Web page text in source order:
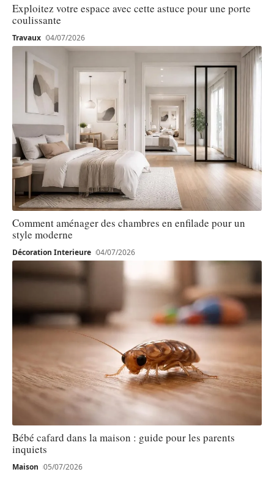
Exploitez votre espace avec cette astuce pour une porte
coulissante
Travaux 04/07/2026
Comment aménager des chambres en enfilade pour un
style moderne
Décoration Interieure 04/07/2026
Bébé cafard dans la maison : guide pour les parents
inquiets
Maison 05/07/2026